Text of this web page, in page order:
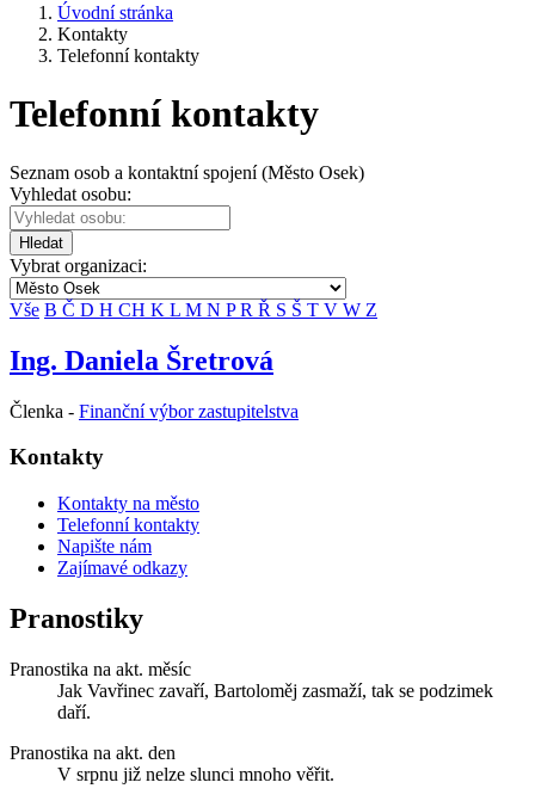
Úvodní stránka
Kontakty
Telefonní kontakty
Telefonní kontakty
Seznam osob a kontaktní spojení (Město Osek)
Vyhledat osobu:
Hledat
Vybrat organizaci:
Vše B Č D H CH K L M N PR Ř S Š T V W Z
Ing. Daniela Šretrová
Členka - Finanční výbor zastupitelstva
Kontakty
Kontakty na město
Telefonní kontakty
Napište nám
Zajímavé odkazy
Pranostiky
Pranostika na akt. měsíc
Jak Vavřinec zavaří, Bartoloměj zasmaží, tak se podzimek
daří.
Pranostika na akt. den
V srpnu již nelze slunci mnoho věřit.